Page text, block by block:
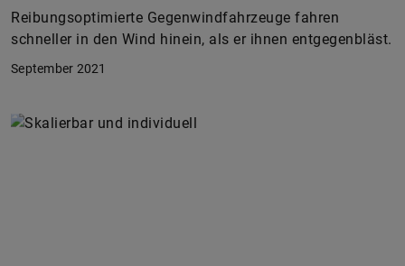
Reibungsoptimierte Gegenwindfahrzeuge fahren
schneller in den Wind hinein, als er ihnen entgegenbläst.
September 2021